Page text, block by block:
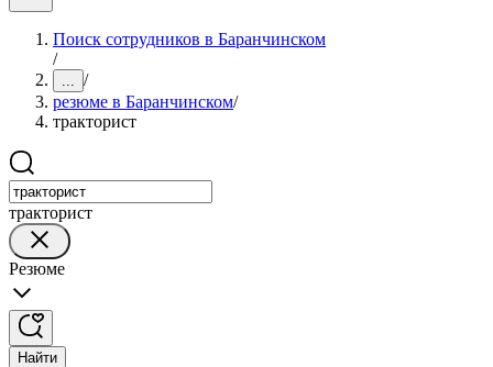
Поиск сотрудников в Баранчинском
/
... /
резюме в Баранчинском/
тракторист
тракторист
Резюме
Найти